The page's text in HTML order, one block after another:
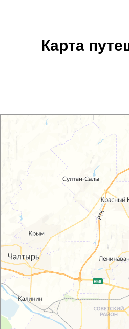
Карта
Центральный парк культуры и отдыха имени М.
общественным транспортом или